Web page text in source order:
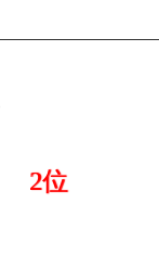
2位